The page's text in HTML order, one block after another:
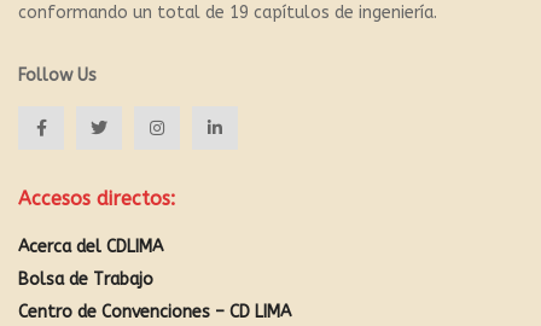
conformando un total de 19 capítulos de ingeniería.
Follow Us
Accesos directos:
Acerca del CDLIMA
Bolsa de Trabajo
Centro de Convenciones – CD LIMA